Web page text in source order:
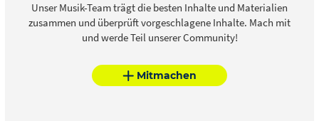
Unser Musik-Team trägt die besten Inhalte und Materialien
zusammen und überprüft vorgeschlagene Inhalte. Mach mit
und werde Teil unserer Community!
Mitmachen